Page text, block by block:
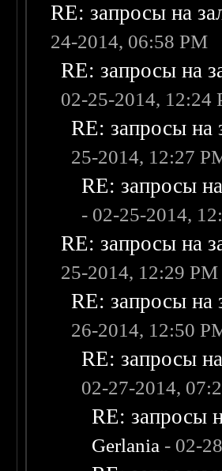
RE: запросы на
24-2014, 06:58 PM
RE: запросы на
02-25-2014, 12:24
RE: запросы на
25-2014, 12:27
RE: запросы
- 02-25-2014,
RE: запросы на
25-2014, 12:29 PM
RE: запросы на
26-2014, 12:50
RE: запросы
02-27-2014,
RE: запросы
Gerlania - 02-